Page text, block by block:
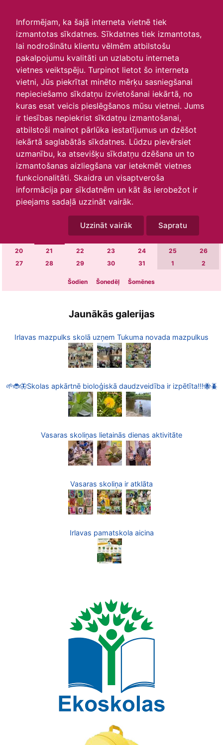
Informējam, ka šajā interneta vietnē tiek
izmantotas sīkdatnes. Sīkdatnes tiek izmantotas,
lai nodrošinātu klientu vēlmēm atbilstošu
pakalpojumu kvalitāti un uzlabotu interneta
vietnes veiktspēju. Turpinot lietot šo interneta
vietni, Jūs piekrītat minēto mērķu sasniegšanai
nepieciešamo sīkdatņu izvietošanai iekārtā, no
kuras esat veicis pieslēgšanos mūsu vietnei. Jums
ir tiesības nepiekrist sīkdatņu izmantošanai,
atbilstoši mainot pārlūka iestatījumus un dzēšot
iekārtā saglabātās sīkdatnes. Lūdzu pievērsiet
uzmanību, ka atsevišķu sīkdatņu dzēšana un to
izmantošanas aizliegšana var ietekmēt vietnes
funkcionalitāti. Skaidra un visaptveroša
informācija par sīkdatnēm un kāt ās ierobežot ir
pieejams sadaļā uzzināt vairāk.
Uzzināt vairāk Sapratu
Skats :
Aktuālie
Šodien Šonedēļ
Šomēnes
Arhīvs
O T S
8 9 11
15 16 17 18
20
21 22 23 24 25
26
27
28 29 30 31 1 2
Šodien Šonedēļ Šomēnes
Jaunākās galerijas
Irlavas mazpulks skolā uzņem Tukuma novada mazpulkus
🌱🐞🦋Skolas apkārtnē bioloģiskā daudzveidība ir izpētīta!!!🐝🪲
Vasaras skoliņas lietainās dienas aktivitāte
Vasaras skoliņa ir atklāta
Irlavas pamatskola aicina